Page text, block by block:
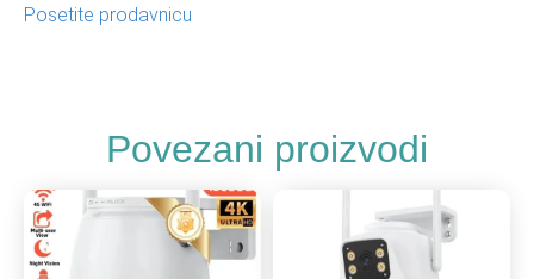
Posetite prodavnicu
Povezani proizvodi